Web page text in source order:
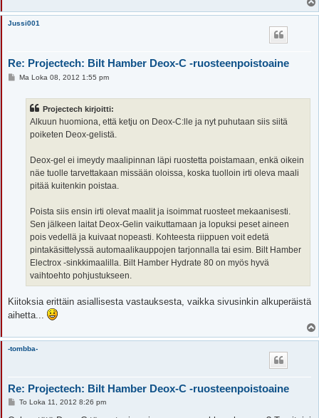
l
Jussi001
Re: Projectech: Bilt Hamber Deox-C -ruosteenpoistoaine
VMa Loka 08, 2012 1:55 pm
Projectech kirjoitti:
Alkuun huomiona, että ketju on Deox-C:lle ja nyt puhutaan siis siitä
poiketen Deox-gelistä.
Deox-gel ei imeydy maalipinnan läpi ruostetta poistamaan, enkä oikein
näe tuolle tarvettakaan missään oloissa, koska tuolloin irti oleva maali
pitää kuitenkin poistaa.
Poista siis ensin irti olevat maalit ja isoimmat ruosteet mekaanisesti.
Sen jälkeen laitat Deox-Gelin vaikuttamaan ja lopuksi peset aineen
pois vedellä ja kuivaat nopeasti. Kohteesta riippuen voit edetä
pintakäsittelyssä automaalikauppojen tarjonnalla tai esim. Bilt Hamber
Electrox -sinkkimaalilla. Bilt Hamber Hydrate 80 on myös hyvä
vaihtoehto pohjustukseen.
Kiitoksia erittäin asiallisesta vastauksesta, vaikka sivusinkin alkuperäistä
aihetta...
l
-tombba-
Re: Projectech: Bilt Hamber Deox-C -ruosteenpoistoaine
VTo Loka 11, 2012 8:26 pm